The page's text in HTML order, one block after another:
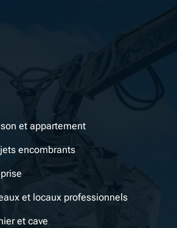
et appartement
encombrants
et locaux professionnels
et cave